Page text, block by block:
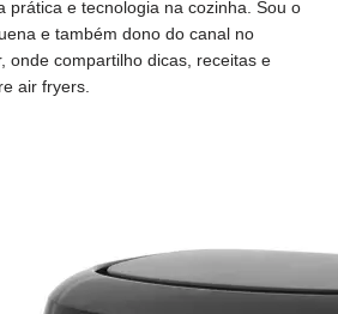
prática e tecnologia na cozinha. Sou o
e também dono do canal no
onde compartilho dicas, receitas e
air fryers.